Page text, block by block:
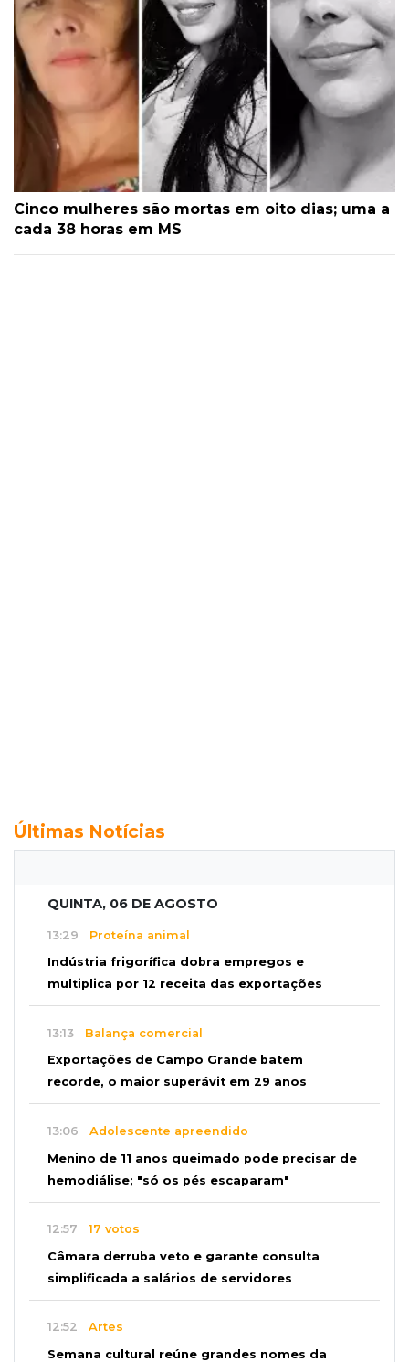
Cinco mulheres são mortas em oito dias; uma a
cada 38 horas em MS
Últimas Notícias
QUINTA, 06 DE AGOSTO
13:29 Proteína animal
Indústria frigorífica dobra empregos e
multiplica por 12 receita das exportações
13:13 Balança comercial
Exportações de Campo Grande batem
recorde, o maior superávit em 29 anos
13:06 Adolescente apreendido
Menino de 11 anos queimado pode precisar de
hemodiálise; "só os pés escaparam"
12:57 17 votos
Câmara derruba veto e garante consulta
simplificada a salários de servidores
12:52 Artes
Semana cultural reúne grandes nomes da